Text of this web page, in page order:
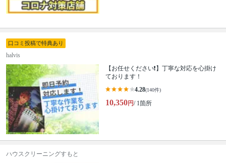
口コミ投稿で特典あり
halvis
【お任せください❗️】丁寧な対応を心掛け
ております！
4.28(140件)
10,350円/ 1箇所
ハウスクリーニングすもと